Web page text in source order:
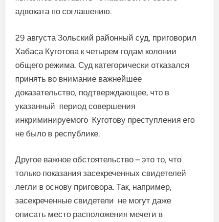
адвоката по соглашению.
29 августа Зольский районный суд, приговорил
Хабаса Куготова к четырем годам колонии
общего режима. Суд категорически отказался
принять во внимание важнейшее
доказательство, подтверждающее, что в
указанный период совершения
инкриминируемого Куготову преступления его
не было в республике.
Другое важное обстоятельство – это то, что
только показания засекреченных свидетелей
легли в основу приговора. Так, например,
засекреченные свидетели не могут даже
описать место расположения мечети в